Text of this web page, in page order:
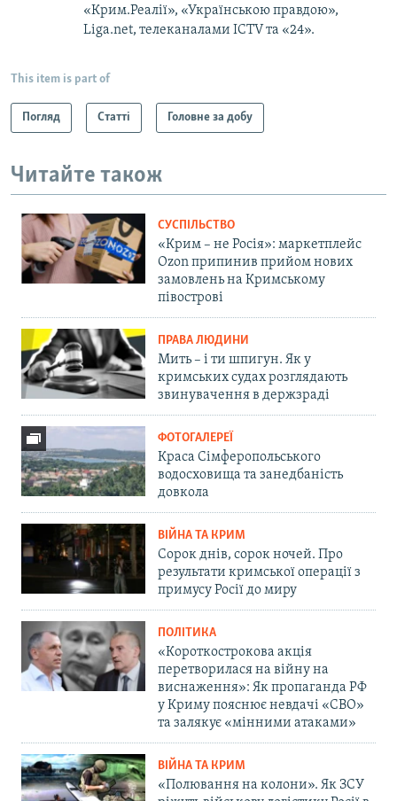
«Крим.Реалії», «Українською правдою»,
Liga.net, телеканалами ICTV та «24».
This item is part of
Погляд Статті Головне за добу
Читайте також
СУСПІЛЬСТВО
«Крим – не Росія»: маркетплейс
Ozon припинив прийом нових
замовлень на Кримському
півострові
ПРАВА ЛЮДИНИ
Мить – і ти шпигун. Як у
кримських судах розглядають
звинувачення в держзраді
ФОТОГАЛЕРЕЇ
Краса Сімферопольського
водосховища та занедбаність
довкола
ВІЙНА ТА КРИМ
Сорок днів, сорок ночей. Про
результати кримської операції з
примусу Росії до миру
ПОЛІТИКА
«Короткострокова акція
перетворилася на війну на
виснаження»: Як пропаганда РФ
у Криму пояснює невдачі «СВО»
та залякує «мінними атаками»
ВІЙНА ТА КРИМ
«Полювання на колони». Як ЗСУ